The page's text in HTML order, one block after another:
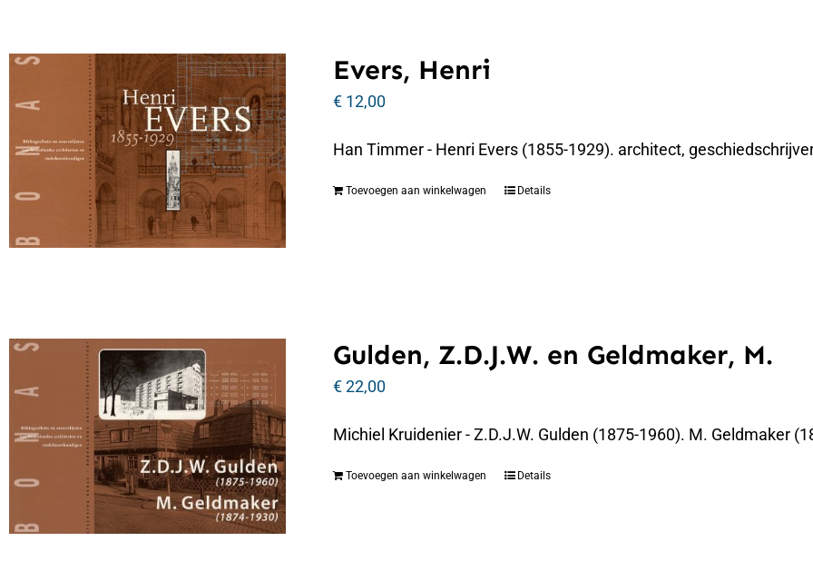
Evers, Henri
€ 12,00
Han Timmer - Henri Evers (1855-1929). architect,
Toevoegen aan winkelwagen Details
Gulden, Z.D.J.W. en Geldmaker, M.
€22,00
Michiel Kruidenier - Z.D.J.W. Gulden (1875-1960). M. Geldmaker
Toevoegen aan winkelwagen Details